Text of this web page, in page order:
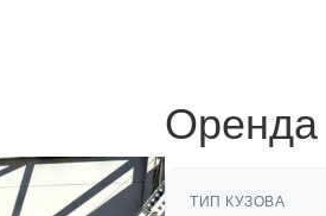
ТИП КУЗОВА